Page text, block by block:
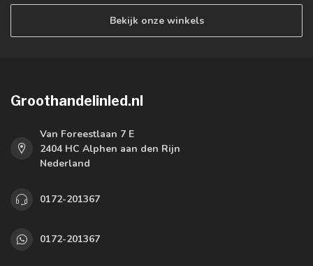
Bekijk onze winkels
Groothandelinled.nl
Van Foreestlaan 7 E
2404 HC Alphen aan den Rijn
Nederland
0172-201367
0172-201367